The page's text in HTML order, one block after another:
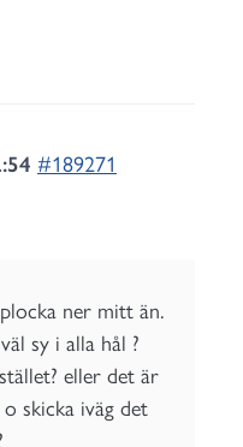
#189271
ner mitt än.
sy i alla hål ?
eller det är
skicka iväg det